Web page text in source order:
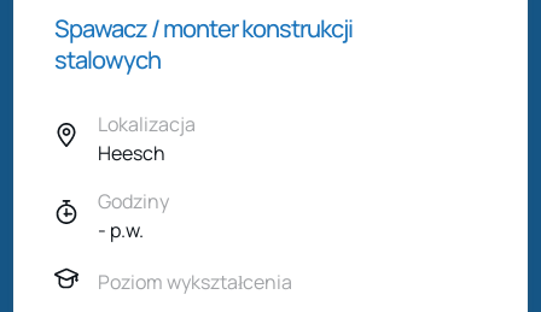
Spawacz / monter konstrukcji
stalowych
Lokalizacja
Heesch
Godziny
- p.w.
Poziom wykształcenia